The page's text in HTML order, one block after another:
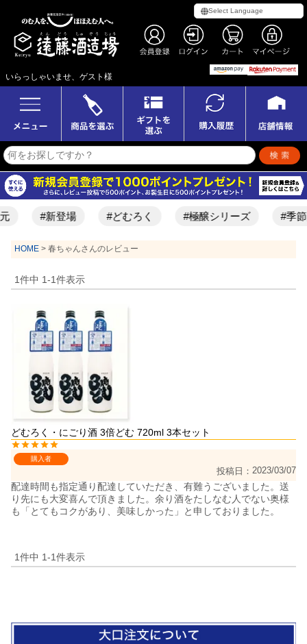
いらっしゃいませ、ゲスト様
#新登場 #どむろく #極醸シリーズ #季節
HOME 春ちゃんさんのレビュー
1件中 1-1件表示
どむろく・にごり酒 3倍どむ 720ml 3本セット
購入者
投稿日 2023/03/07
配達時間も指定通り配達していただき、有難うございました。送
り先にも大変喜んで頂きました。余り酒をたしなむ人でない奥様
も「とてもコクがあり、美味しかった」と申しておりました。
1件中 1-1件表示